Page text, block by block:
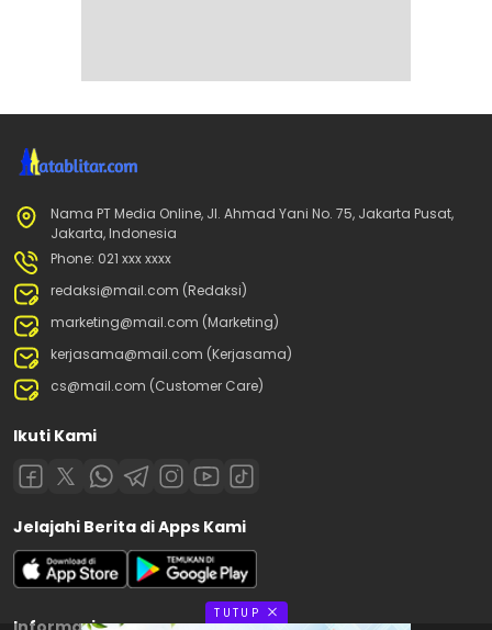
Nama PT Media Online, Jl. Ahmad Yani No. 75, Jakarta Pusat,
Jakarta, Indonesia
Phone: 021 xxx xxxx
redaksi@mail.com (Redaksi)
marketing@mail.com (Marketing)
kerjasama@mail.com (Kerjasama)
cs@mail.com (Customer Care)
Ikuti Kami
Jelajahi Berita di Apps Kami
TUTUP